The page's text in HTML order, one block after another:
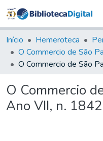
Início Hemeroteca
O Commercio de São
O Commercio
Ano VII, n. 1842